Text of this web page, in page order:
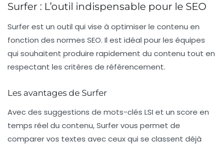
Surfer : L’outil indispensable pour le SEO
Surfer est un outil qui vise à optimiser le contenu en
fonction des normes SEO. Il est idéal pour les équipes
qui souhaitent produire rapidement du contenu tout en
respectant les critères de référencement.
Les avantages de Surfer
Avec des suggestions de mots-clés LSI et un score en
temps réel du contenu, Surfer vous permet de
comparer vos textes avec ceux qui se classent déjà